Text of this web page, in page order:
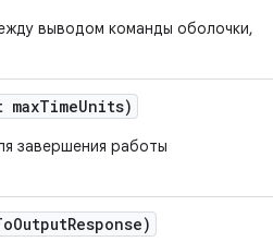
выводом команды оболочки,
maxTimeUnits)
завершения работы
OutputResponse)